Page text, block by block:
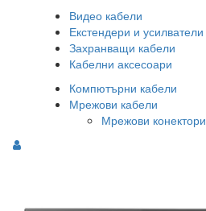
Видео кабели
Екстендери и усилватели
Захранващи кабели
Кабелни аксесоари
Компютърни кабели
Мрежови кабели
Мрежови конектори